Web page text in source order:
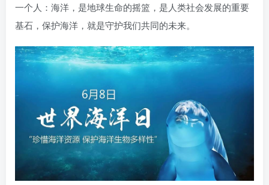
一个人：海洋，是地球生命的摇篮，是人类社会发展的重要
基石，保护海洋，就是守护我们共同的未来。